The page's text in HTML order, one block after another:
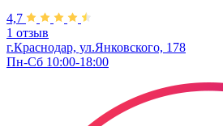
4,7
1 отзыв
г.Краснодар, ул.Янковского, 178
Пн-Сб 10:00-18:00